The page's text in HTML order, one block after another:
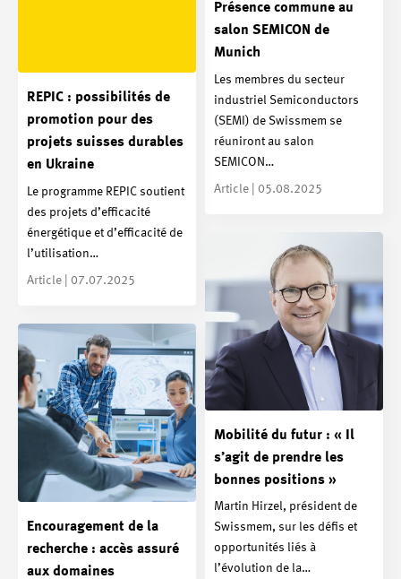
Présence commune au
salon SEMICON de
Munich
Les membres du secteur
industriel Semiconductors
(SEMI) de Swissmem se
réuniront au salon
SEMICON…
Article | 05.08.2025
REPIC : possibilités de
promotion pour des
projets suisses durables
en Ukraine
Le programme REPIC soutient
des projets d’efficacité
énergétique et d’efficacité de
l’utilisation…
Article | 07.07.2025
Mobilité du futur : « Il
s’agit de prendre les
bonnes positions »
Martin Hirzel, président de
Swissmem, sur les défis et
opportunités liés à
l’évolution de la…
Encouragement de la
recherche : accès assuré
aux domaines